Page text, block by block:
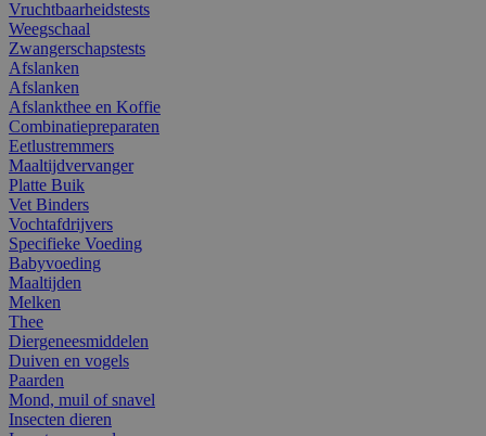
Vruchtbaarheidstests
Weegschaal
Zwangerschapstests
Afslanken
Afslanken
Afslankthee en Koffie
Combinatiepreparaten
Eetlustremmers
Maaltijdvervanger
Platte Buik
Vet Binders
Vochtafdrijvers
Specifieke Voeding
Babyvoeding
Maaltijden
Melken
Thee
Diergeneesmiddelen
Duiven en vogels
Paarden
Mond, muil of snavel
Insecten dieren